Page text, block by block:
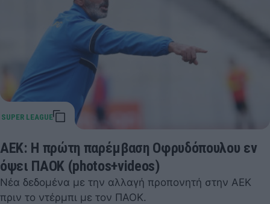
AEK: Η πρώτη παρέμβαση Οφρυδόπουλου εν
όψει ΠΑΟΚ (photos+videos)
Νέα δεδομένα με την αλλαγή προπονητή στην ΑΕΚ
πριν το ντέρμπι με τον ΠΑΟΚ.